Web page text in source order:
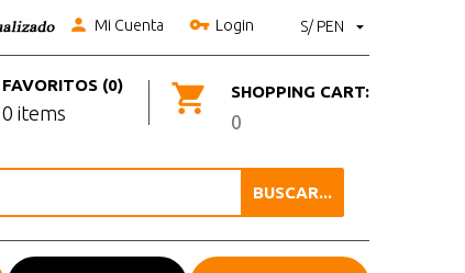
S/ PEN
Mi Cuenta Login
SHOPPING CART:
0
FAVORITOS (0)
0 items
BUSCAR...